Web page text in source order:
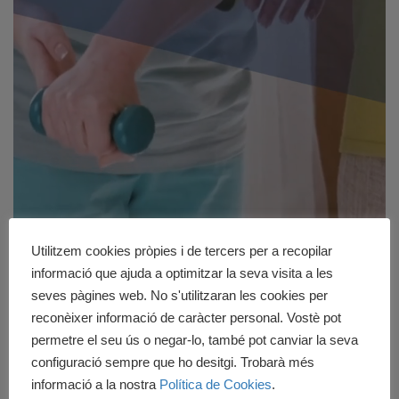
Apunta’t ja!
En Cedesca, no donem proveïment. Si vols obtenir
Utilitzem cookies pròpies i de tercers per a recopilar
informació que ajuda a optimitzar la seva visita a les
seves pàgines web. No s'utilitzaran les cookies per
reconèixer informació de caràcter personal. Vostè pot
permetre el seu ús o negar-lo, també pot canviar la seva
configuració sempre que ho desitgi. Trobarà més
informació a la nostra Política de Cookies.